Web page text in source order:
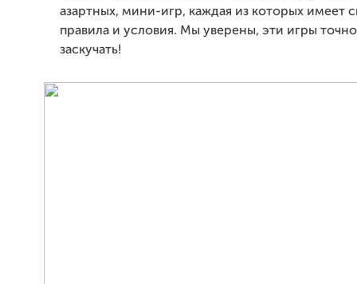
азартных, мини-игр, каждая из которых имеет
правила и условия. Мы уверены, эти игры
заскучать!